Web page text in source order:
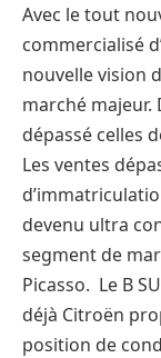
Avec le tout
commercialisé
nouvelle vision
marché majeur.
dépassé celles
Les ventes
devenu ultra
segment de
Picasso. Le B
déjà Citroën
position de